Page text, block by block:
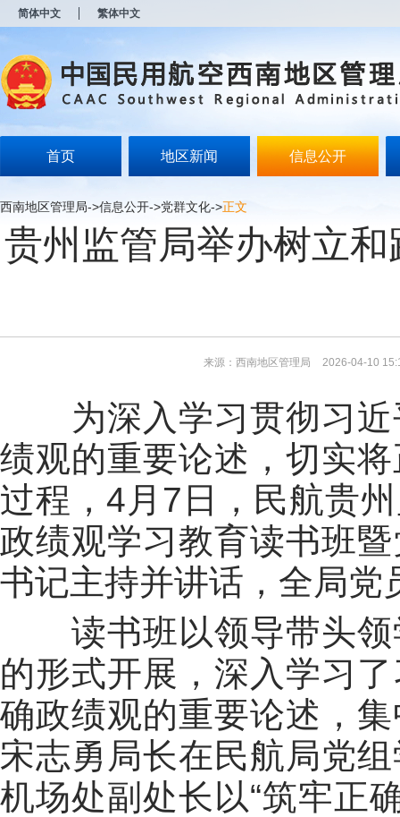
简体中文 繁体中文
首页 地区新闻 信息公开
西南地区管理局->信息公开->党群文化->正文
贵州监管局举办树立
来源：西南地区管理局 2026-04-10
为深入学习贯彻习
绩观的重要论述，切实
过程，4月7日，民航贵
政绩观学习教育读书班
书记主持并讲话， 全局党
读书班以领导带头
的形式开展，深入 学习
确政绩观的重要论述，
宋志勇局长在民航局党
机场处副处长以“筑牢正
开
无
障
说
按
Alt
加
波
浪